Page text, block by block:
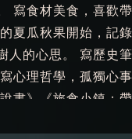
寫食材美食，喜歡
夏瓜秋果開始，記
人的心思。 寫歷史
心理哲學，孤獨心
書》《旅食小鎮：
美食》《人生的十